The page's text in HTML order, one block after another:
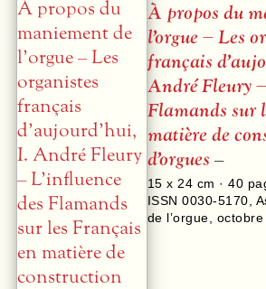
À propos du
l’orgue – Les
français
André Fleury
Flamands sur
matière de
d’orgues –
15 x 24 cm ·40
ISSN 0030-5170
de l’orgue